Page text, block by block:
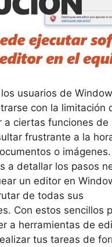
usuarios de
con la limitación
a ciertas funciones de
frustrante a la
o
a detallar los pasos
un editor en
de todas sus
Con estos sencillos
a herramientas de
tus tareas de